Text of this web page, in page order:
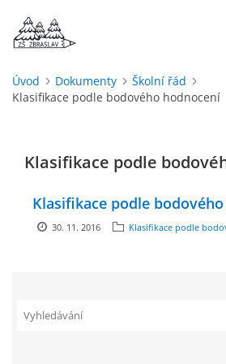
ÚVOD
ŠKOLNÍ ROK
Úvod Dokumenty
Školní řád
Klasifikace podle bodového hodnocení
Klasifikace podle
Klasifikace podle
30. 11. 2016 Klasifikace podle